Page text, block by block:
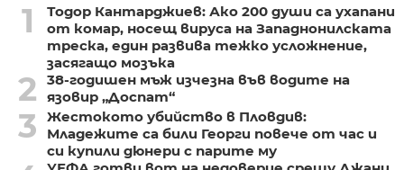
1
Тодор Кантарджиев: Ако 200 души са ухапани
от комар, носещ вируса на Западнонилската
треска, един развива тежко усложнение,
засягащо мозъка
2
38-годишен мъж изчезна във водите на
язовир „Доспат“
3
Жестокото убийство в Пловдив:
Младежите са били Георги повече от час и
си купили дюнери с парите му